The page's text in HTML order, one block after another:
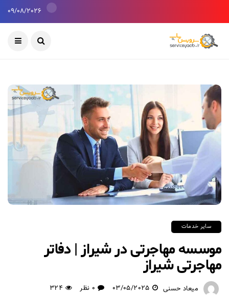
09/08/2026
سایر خدمات
موسسه مهاجرتی در شیراز | دفاتر
مهاجرتی شیراز
میعاد حسنی 03/05/2025 0 نظر 324